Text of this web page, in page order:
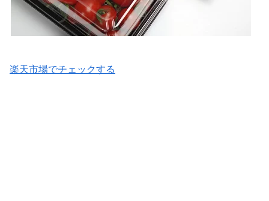
楽天市場でチェックする